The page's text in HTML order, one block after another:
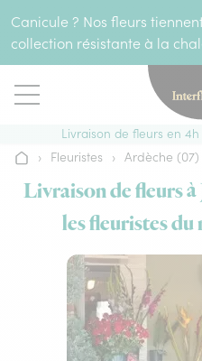
Canicule ? Nos fleurs
collection résistante à la
Livraison de fleurs en
Accueil
› Fleuristes › Ardèche (07)
Livraison de fleurs
les fleuristes